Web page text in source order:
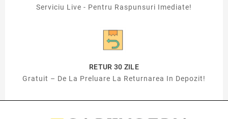
Serviciu Live - Pentru Raspunsuri Imediate!
RETUR 30 ZILE
Gratuit – De La Preluare La Returnarea In Depozit!